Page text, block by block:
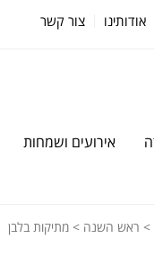
אודותינו צור קשר
אירועים ושמחות
> ראש השנה > מתיקות בלבן